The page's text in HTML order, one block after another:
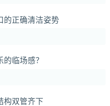
的正确清洁姿势
临场感？
构双管齐下